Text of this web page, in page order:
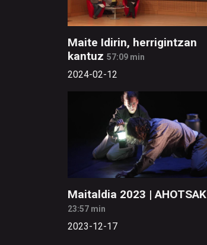
Maite Idirin, herrigintzan
kantuz 57:09 min
2024-02-12
Maitaldia 2023 | AHOTSAK
23:57 min
2023-12-17